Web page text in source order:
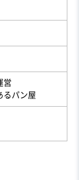
営
るパン屋